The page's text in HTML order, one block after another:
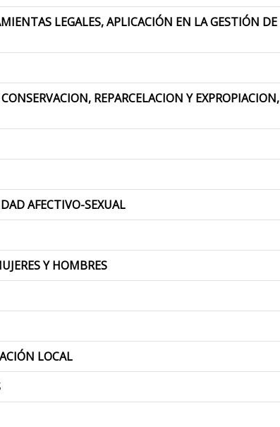
LEGALES, APLICACIÓN EN LA GESTIÓN DE
REPARCELACION Y
AFECTIVO-SEXUAL
Y HOMBRES
LOCAL